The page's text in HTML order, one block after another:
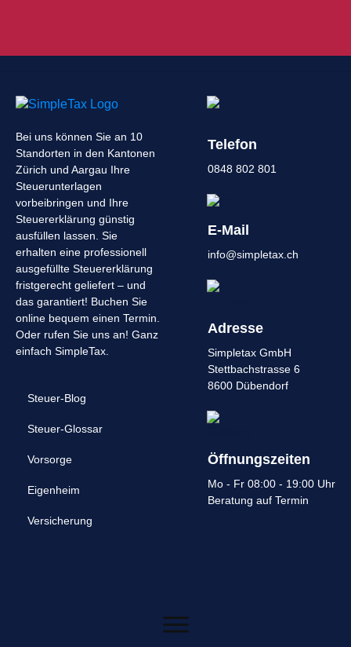
Bei uns können Sie an 10
Standorten in den Kantonen
Zürich und Aargau Ihre
Steuerunterlagen
vorbeibringen und Ihre
Steuererklärung günstig
ausfüllen lassen. Sie
erhalten eine professionell
ausgefüllte Steuererklärung
fristgerecht geliefert – und
das garantiert! Buchen Sie
online bequem einen Termin.
Oder rufen Sie uns an! Ganz
einfach SimpleTax.
Steuer-Blog
Steuer-Glossar
Vorsorge
Eigenheim
Versicherung
Telefon
0848 802 801
E-Mail
info@simpletax.ch
Adresse
Simpletax GmbH
Stettbachstrasse 6
8600 Dübendorf
Öffnungszeiten
Mo - Fr 08:00 - 19:00 Uhr
Beratung auf Termin